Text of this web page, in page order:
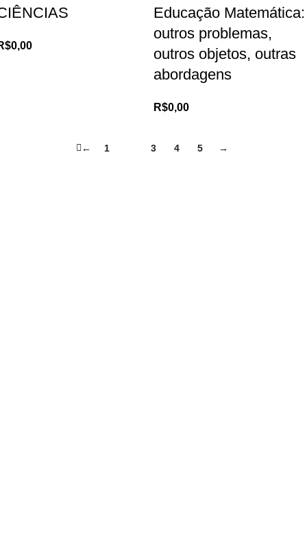
0,00
Educação Matemática:
outros problemas,
outros objetos, outras
abordagens
R$0,00
← 1 3 4 5 →